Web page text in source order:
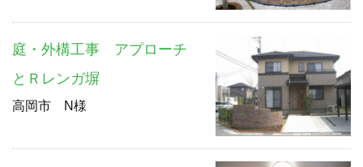
庭・外構工事 アプローチ
とＲレンガ塀
高岡市 N様